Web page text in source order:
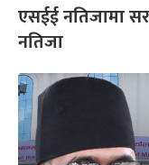
एसईई नतिजामा
नतिजा